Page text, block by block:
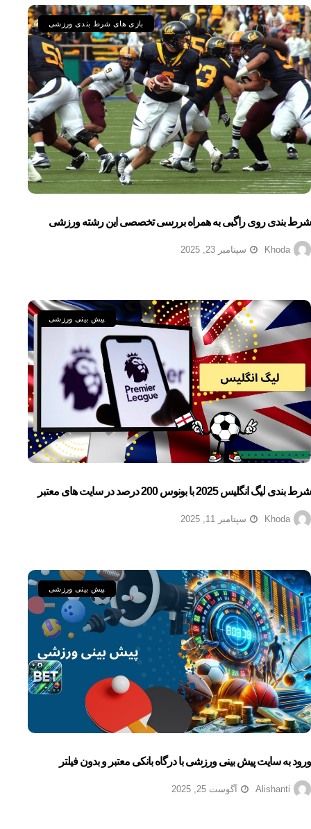
بازی های شرط بندی ورزشی
شرط بندی روی راگبی به همراه بررسی تخصصی این رشته ورزشی
Khoda سپتامبر 23, 2025
پیش بینی ورزشی
شرط بندی لیگ انگلیس 2025 با بونوس 200 درصد در سایت های معتبر
Khoda سپتامبر 11, 2025
پیش بینی ورزشی
ورود به سایت پیش بینی ورزشی با درگاه بانکی معتبر و بدون فیلتر
Alishanti آگوست 25, 2025